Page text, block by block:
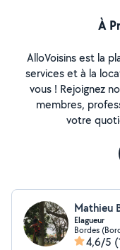
À
AlloVoisins est la
services et à la
vous ! Rejoignez
membres,
votre
Mathieu
Elagueur
Bordes
4,6/5